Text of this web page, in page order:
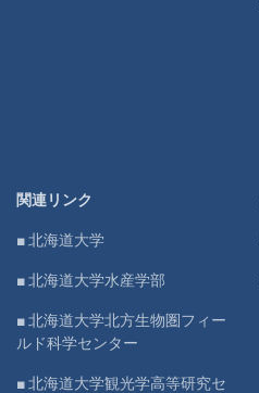
関連リンク
■ 北海道大学
■ 北海道大学水産学部
■ 北海道大学北方生物圏フィー
ルド科学センター
■ 北海道大学観光学高等研究セ